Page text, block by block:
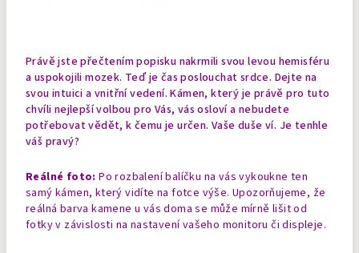
Právě jste přečtením popisku nakrmili svou levou hemisféru
a uspokojili mozek. Teď je čas poslouchat srdce. Dejte na
svou intuici a vnitřní vedení. Kámen, který je právě pro tuto
chvíli nejlepší volbou pro Vás, vás osloví a nebudete
potřebovat vědět, k čemu je určen. Vaše duše ví. Je tenhle
váš pravý?
Reálné foto: Po rozbalení balíčku na vás vykoukne ten
samý kámen, který vidíte na fotce výše. Upozorňujeme, že
reálná barva kamene u vás doma se může mírně lišit od
fotky v závislosti na nastavení vašeho monitoru či displeje.